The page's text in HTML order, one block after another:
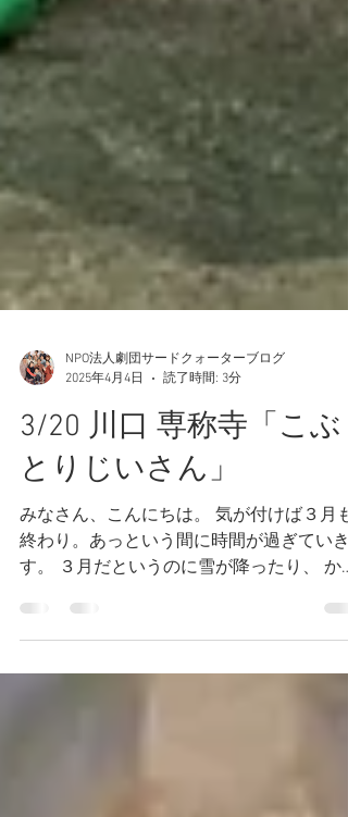
NPO法人劇団サードクォーターブログ
2025年4月4日
読了時間: 3分
3/20 川口 専称寺「こぶ
とりじいさん」
みなさん、こんにちは。 気が付けば３月も
終わり。あっという間に時間が過ぎていき
る……。 気候の変動激しく、さらに４月か